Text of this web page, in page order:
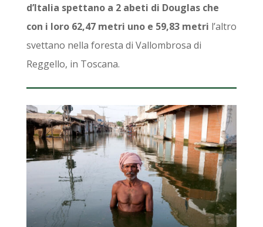
d’Italia spettano a 2 abeti di Douglas che
con i loro 62,47 metri uno e 59,83 metri l’altro
svettano nella foresta di Vallombrosa di
Reggello, in Toscana.